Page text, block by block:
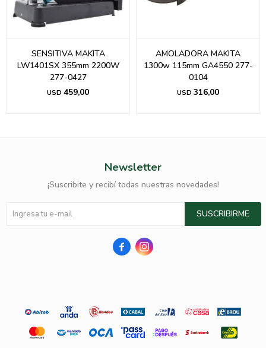
SENSITIVA MAKITA
LW1401SX 355mm 2200W
277-0427
USD 459,00
AMOLADORA MAKITA
1300w 115mm GA4550 277-
0104
USD 316,00
Newsletter
¡Suscribite y recibí todas nuestras novedades!
SUSCRIBIRME
 